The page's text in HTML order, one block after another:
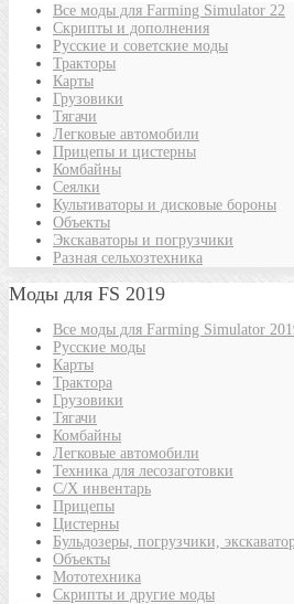
Все моды для Farming Simulator 22
Скрипты и дополнения
Русские и советские моды
Тракторы
Карты
Грузовики
Тягачи
Легковые автомобили
Прицепы и цистерны
Комбайны
Сеялки
Культиваторы и дисковые бороны
Объекты
Экскаваторы и погрузчики
Разная сельхозтехника
Моды для FS 2019
Все моды для Farming Simulator
Русские моды
Карты
Трактора
Грузовики
Тягачи
Комбайны
Легковые автомобили
Техника для лесозаготовки
С/Х инвентарь
Прицепы
Цистерны
Бульдозеры, погрузчики,
Объекты
Мототехника
Скрипты и другие моды